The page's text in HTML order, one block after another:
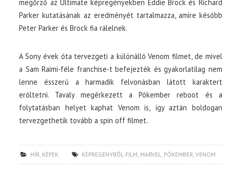
megőrző az Ultimate képregényekben Eddie Brock és Richard
Parker kutatásának az eredményét tartalmazza, amire később
Peter Parker és Brock fia rálelnek.
A Sony évek óta tervezgeti a különálló Venom filmet, de mivel
a Sam Raimi-féle franchise-t befejezték és gyakorlatilag nem
lenne ésszerű a harmadik felvonásban látott karaktert
erőltetni. Tavaly megérkezett a Pókember reboot és a
folytatásban helyet kaphat Venom is, így aztán boldogan
tervezgethetik tovább a spin off filmet.
HÍR, KÉPEK KÉPREGÉNYBŐL FILM, MARVEL, PÓKEMBER,VENOM